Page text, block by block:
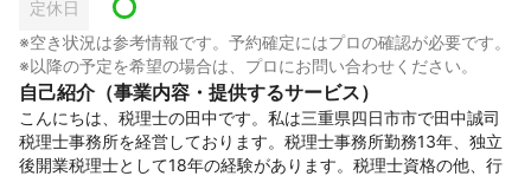
定休日
※空き状況は参考情報です。予約確定にはプロの確認が必要です。
※以降の予定を希望の場合は、プロにお問い合わせください。
自己紹介（事業内容・提供するサービス）
こんにちは、税理士の田中です。私は三重県四日市市で田中誠司
税理士事務所を経営しております。税理士事務所勤務13年、独立
後開業税理士として18年の経験があります。税理士資格の他、行